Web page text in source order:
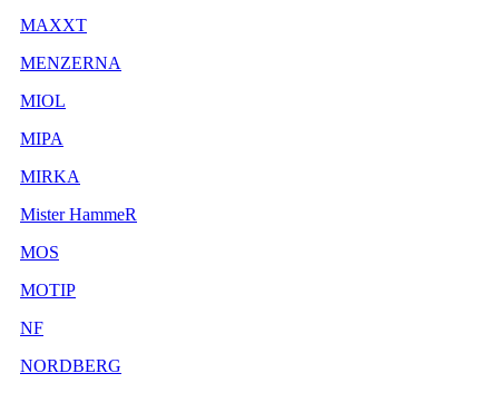
MAXXT
MENZERNA
MIOL
MIPA
MIRKA
Mister HammeR
MOS
MOTIP
NF
NORDBERG